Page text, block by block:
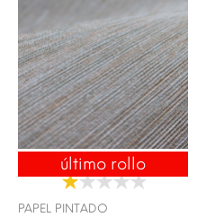
ENVÍO 24/48H
último rollo
PAPEL PINTADO